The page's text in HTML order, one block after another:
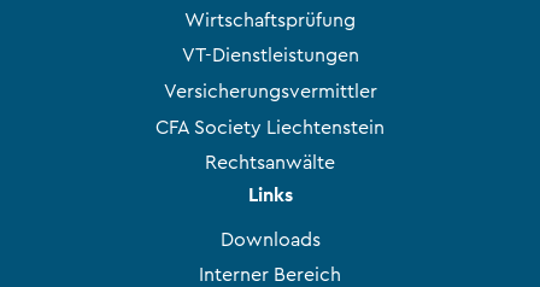
Wirtschaftsprüfung
VT-Dienstleistungen
Versicherungsvermittler
CFA Society Liechtenstein
Rechtsanwälte
Links
Downloads
Interner Bereich